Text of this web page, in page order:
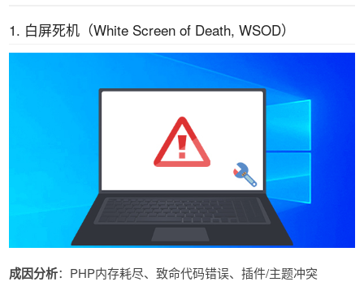
1. 白屏死机（White Screen of Death, WSOD）
成因分析​​：PHP内存耗尽、致命代码错误、插件/主题冲突